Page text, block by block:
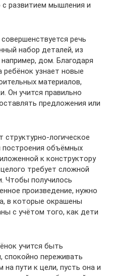
развитием мышления и
речь
набор деталей, из
дом. Благодаря
ребёнок узнает новые
материалов,
Он учится правильно
предложения или
структурно-логическое
объёмных
к конструктору
требует сложной
Чтобы получилось
произведение, нужно
в которые окрашены
с учётом того, как дети
учится быть
спокойно переживать
пути к цели, пусть она и